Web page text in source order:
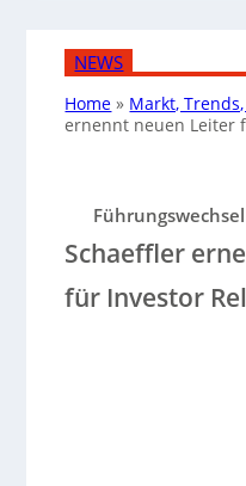
NEWS
Home » Markt,
ernennt neuen Leiter
Führungswechsel
Schaeffler
für Investor